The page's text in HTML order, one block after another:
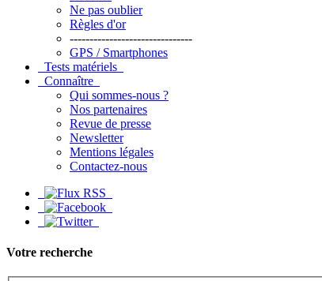
Ne pas oublier
Règles d'or
-------------------------------
GPS / Smartphones
Tests matériels
Connaître
Qui sommes-nous ?
Nos partenaires
Revue de presse
Newsletter
Mentions légales
Contactez-nous
Votre recherche